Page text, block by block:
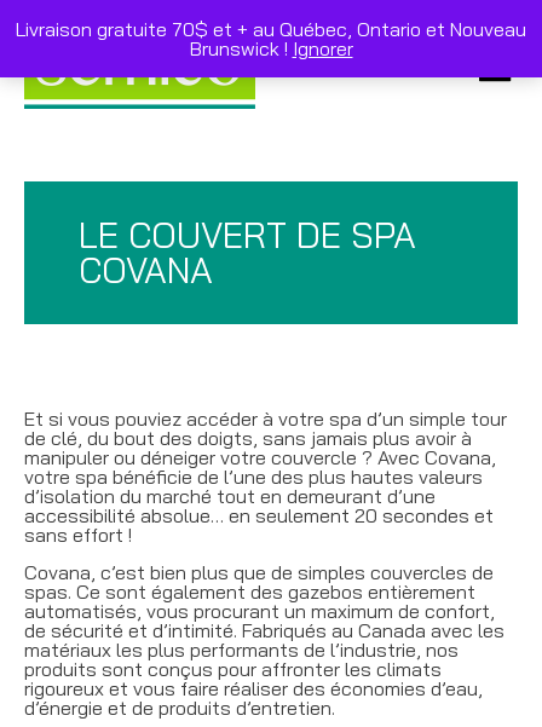
to
LE COUVERT DE SPA
COVANA
Et si vous pouviez accéder à votre spa d’un simple tour
de clé, du bout des doigts, sans jamais plus avoir à
manipuler ou déneiger votre couvercle ? Avec Covana,
votre spa bénéficie de l’une des plus hautes valeurs
d’isolation du marché tout en demeurant d’une
accessibilité absolue… en seulement 20 secondes et
sans effort !
Covana, c’est bien plus que de simples couvercles de
spas. Ce sont également des gazebos entièrement
automatisés, vous procurant un maximum de confort,
de sécurité et d’intimité. Fabriqués au Canada avec les
matériaux les plus performants de l’industrie, nos
produits sont conçus pour affronter les climats
rigoureux et vous faire réaliser des économies d’eau,
d’énergie et de produits d’entretien.
Livraison gratuite 70$ et + au Québec, Ontario et Nouveau
Brunswick ! Ignorer